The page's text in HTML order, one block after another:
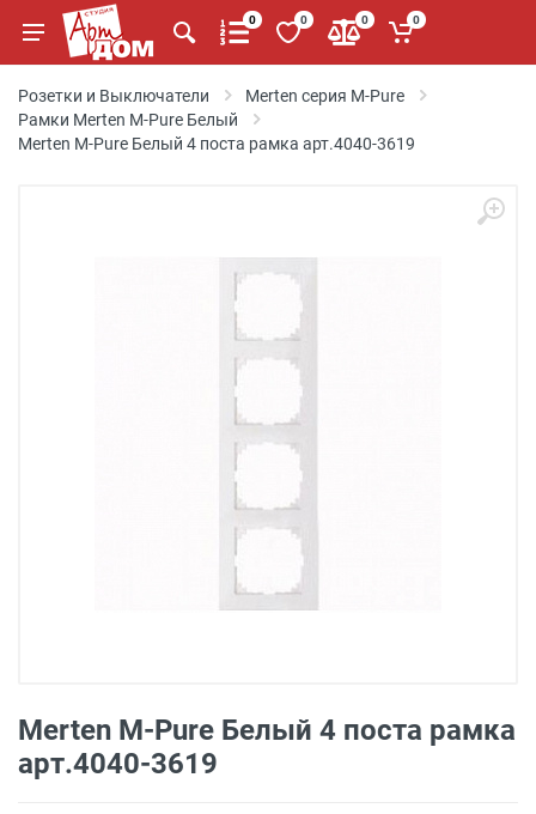
0 0 0 0
Розетки и Выключатели
Merten серия M-Pure
Рамки Merten M-Pure Белый
Merten M-Pure Белый 4 поста рамка арт.4040-3619
Merten M-Pure Белый 4 поста рамка
арт.4040-3619